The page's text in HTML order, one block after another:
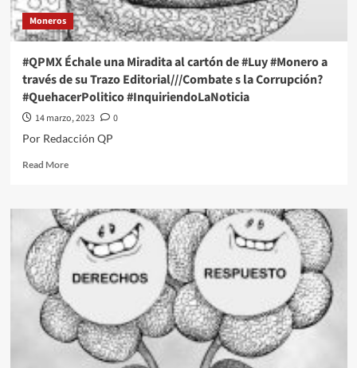
Moneros
#QPMX Échale una Miradita al cartón de #Luy #Monero a
través de su Trazo Editorial///Combate s la Corrupción?
#QuehacerPolitico #InquiriendoLaNoticia
14 marzo, 2023
0
Por Redacción QP
Read MoreRead
#QPMX
Échale
una
Miradita
cartón
#Luy
#Monero
a
través